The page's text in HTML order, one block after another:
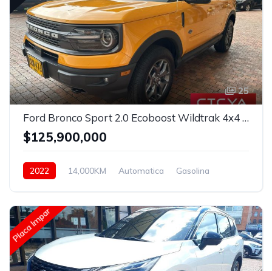
25
Ford Bronco Sport 2.0 Ecoboost Wildtrak 4x4 Automatico
$125,900,000
2022 14,000KM Automatica
Gasolina
Placa Impar